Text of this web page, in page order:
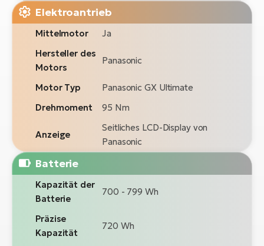
Elektroantrieb
Mittelmotor
Ja
Hersteller des
Motors
Panasonic
Motor Typ
Panasonic GX Ultimate
Drehmoment
95 Nm
Anzeige
Seitliches LCD-Display von
Panasonic
Batterie
Kapazität der
Batterie
700 - 799 Wh
Präzise
Kapazität
720 Wh